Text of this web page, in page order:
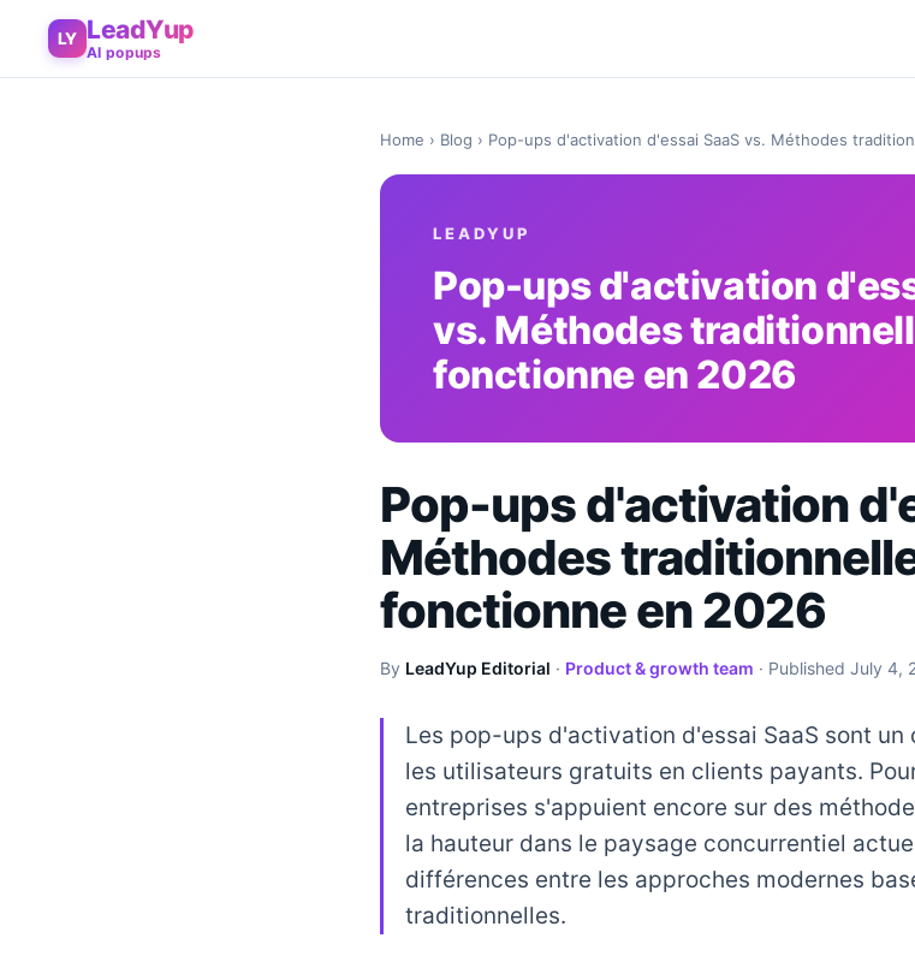
LY LeadYup
AI popups
Home › Blog › Pop-ups d'activation d'essai SaaS vs. Méthodes
LEADYUP
Pop-ups d'activation
vs. Méthodes
fonctionne en 2026
Pop-ups d'activation
Méthodes
fonctionne en 2026
By LeadYup Editorial · Product & growth team · Published July 4,
Les pop-ups d'activation d'essai SaaS sont
les utilisateurs gratuits en clients payants.
entreprises s'appuient encore sur des
la hauteur dans le paysage concurrentiel
différences entre les approches modernes
traditionnelles.